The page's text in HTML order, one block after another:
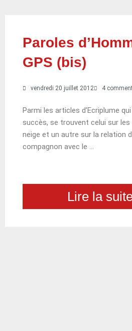
Paroles
GPS (bis)
vendredi 20 juillet 2012 4
Parmi les articles d’Ecriplume
succès, se trouvent celui sur les
neige et un autre sur la relation
compagnon avec le …
Lire la